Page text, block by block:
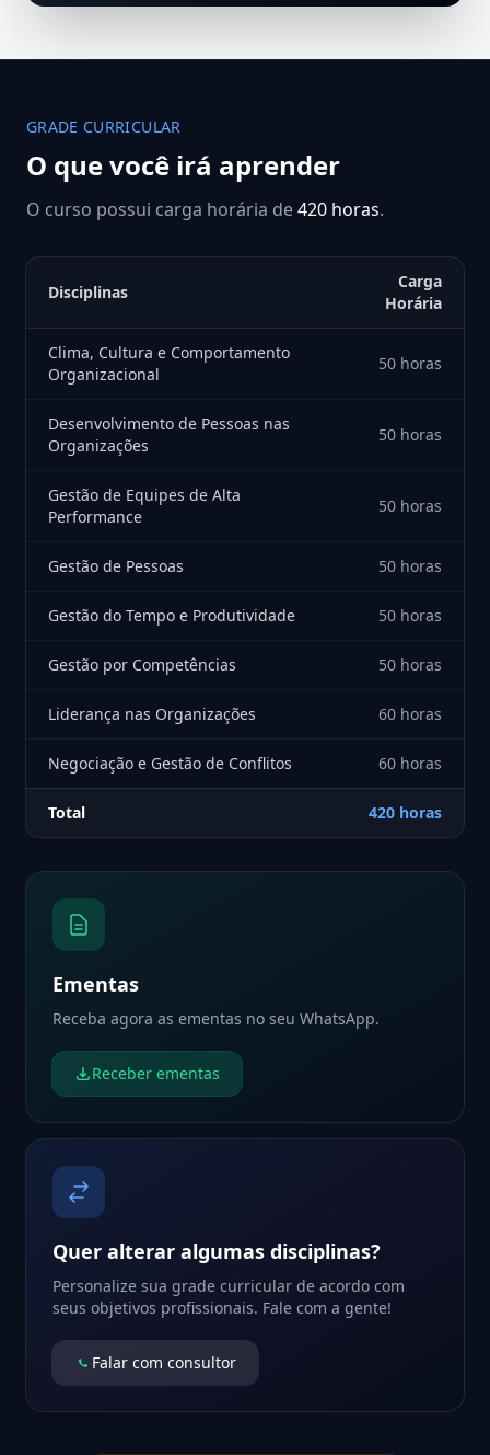
GRADE CURRICULAR
O que você irá aprender
O curso possui carga horária de420 horas.
Disciplinas
Carga
Horária
Clima, Cultura e Comportamento
Organizacional
50 horas
Desenvolvimento de Pessoas nas
Organizações
50 horas
Gestão de Equipes de Alta
Performance
50 horas
Gestão de Pessoas 50 horas
Gestão do Tempo e Produtividade 50 horas
Gestão por Competências 50 horas
Liderança nas Organizações 60 horas
Negociação e Gestão de Conflitos 60 horas
Total 420 horas
Ementas
Receba agora as ementas no seu WhatsApp.
Receber ementas
Quer alterar algumas disciplinas?
Personalize sua grade curricular de acordo com
seus objetivos profissionais. Fale com a gente!
Falar com consultor